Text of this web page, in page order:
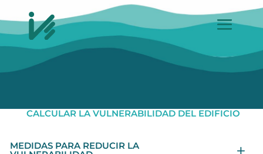
CALCULAR LA VULNERABILIDAD DEL EDIFICIO
MEDIDAS PARA REDUCIR LA